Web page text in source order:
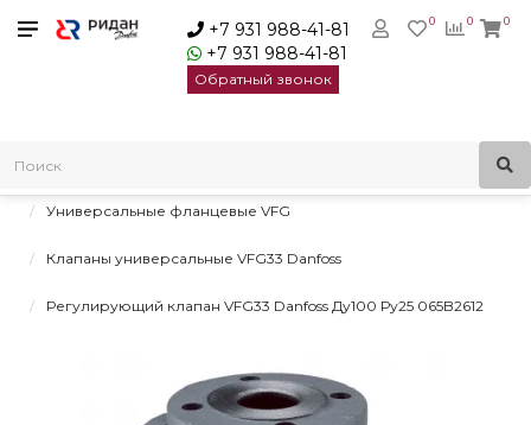
+7 931 988-41-81
+7 931 988-41-81
Обратный звонок
0
0 0
температуры
Универсальные фланцевые VFG
Клапаны универсальные VFG33 Danfoss
Регулирующий клапан VFG33 Danfoss Ду100 Ру25 065B2612